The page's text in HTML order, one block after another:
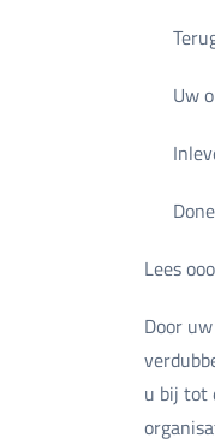
Uw
Lees
Door
u bij tot